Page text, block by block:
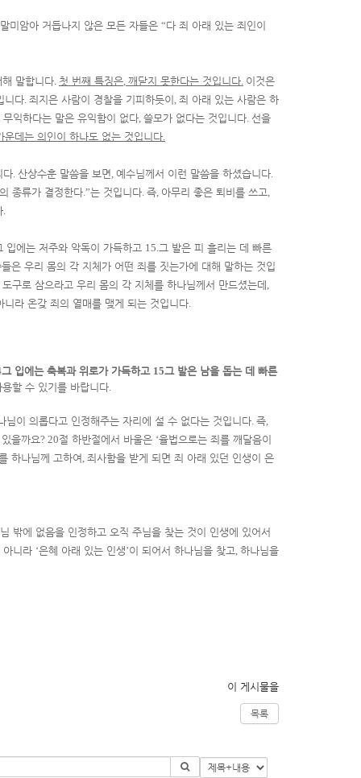
미암아 거듭나지 않은 모든 자들은 “다 죄 아래 있는 죄인이
말합니다. 첫 번째 특징은, 깨닫지 못한다는 것입니다. 이것은
니다. 죄지은 사람이 경찰을 기피하듯이 , 죄 아래 있는 사람은 하
무익하다는 말은 유익함이 없다, 쓸모가 없다는 것입니다. 선을
운데는 의인이 하나도 없는 것입니다.
다. 산상수훈 말씀을 보면, 예수님께서 이런 말씀을 하셨습니다.
종류가 결정한다.”는 것입니다. 즉, 아무리 좋은 퇴비를 쓰고,
.
입에는 저주와 악독이 가득하고 15.그 발은 피 흘리는 데 빠른
은 우리 몸의 각 지체가 어떤 죄를 짓는가에 대해 말하는 것입
구로 삼으라고 우리 몸의 각 지체를 하나님께서 만드셨는데 ,
니라 온갖 죄의 열매를 맺게 되는 것입니다.
그 입에는 축복과 위로가 가득하고 15그 발은 남을 돕는 데 빠른
할 수 있기를 바랍니다.
이 의롭다고 인정해주는 자리에 설 수 없다는 것입니다. 즉,
을까요? 20절 하반절에서 바울은 ‘율법으로는 죄를 깨달음이
하나님께 고하여 , 죄사함을 받게 되면 죄 아래 있던 인생이 은
밖에 없음을 인정하고 오직 주님을 찾는 것이 인생에 있어서
아니라 ‘은혜 아래 있는 인생’이 되어서 하나님을 찾고, 하나님을
이 게시물을
목록